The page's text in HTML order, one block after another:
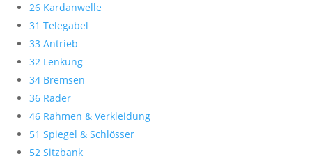
26 Kardanwelle
31 Telegabel
33 Antrieb
32 Lenkung
34 Bremsen
36 Räder
46 Rahmen & Verkleidung
51 Spiegel & Schlösser
52 Sitzbank